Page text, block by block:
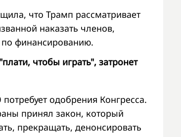
что Трамп рассматривает
наказать членов,
финансированию.
чтобы играть", затронет
одобрения Конгресса.
принял закон, который
прекращать, денонсировать